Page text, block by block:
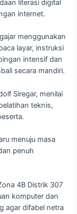
literasi digital
internet.
menggunakan
layar, instruksi
intensif dan
secara mandiri.
Siregar, menilai
teknis,
menuju masa
penuh
4B Distrik 307
komputer dan
agar difabel netra